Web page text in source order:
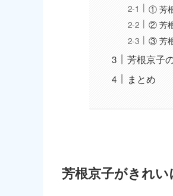
① 芳
② 芳
③ 芳
芳根京子
まとめ
芳根京子がきれ